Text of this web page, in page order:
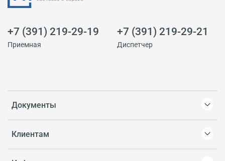
Документы
Клиентам
+7 (391) 219-29-19
Приемная
+7 (391) 219-29-21
Диспетчер